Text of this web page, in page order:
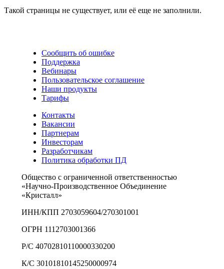
Такой страницы не существует, или её еще не заполнили.
Сообщить об ошибке
Поддержка
Вебинары
Пользовательское соглашение
Наши продукты
Тарифы
Контакты
Вакансии
Партнерам
Инвесторам
Разработчикам
Политика обработки ПД
Общество с ограниченной ответственностью
«Научно-Производственное Объединение
«Кристалл»
ИНН/КПП 2703059604/270301001
ОГРН 1112703001366
Р/С 40702810110000330200
К/С 30101810145250000974